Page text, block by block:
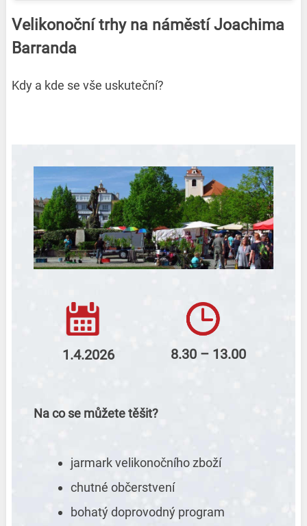
Velikonoční trhy na náměstí Joachima
Barranda
Kdy a kde se vše uskuteční?
1.4.2026 8.30 – 13.00
Na co se můžete těšit?
jarmark velikonočního zboží
chutné občerstvení
bohatý doprovodný program